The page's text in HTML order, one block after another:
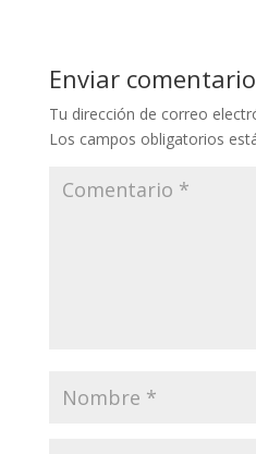
Enviar comentario
Tu dirección de correo
Los campos obligatorios